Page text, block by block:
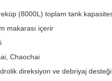
(8000L) toplam tank
makarası içerir
Chaochai
direksiyon ve debriyaj